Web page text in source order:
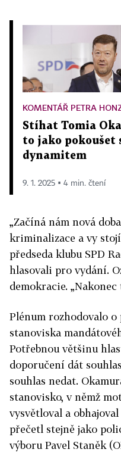
KOMENTÁŘ PETRA
Stíhat Tomia
to jako pokoušet
dynamitem
9. 1. 2025 ▪ 4 min. čtení
„Začíná nám nová
kriminalizace a vy
předseda klubu SPD
hlasovali pro vydání.
demokracie. „Nakonec
Plénum rozhodovalo
stanoviska
Potřebnou většinu
doporučení dát
souhlas nedat.
stanovisko, v němž
vysvětloval a
přečetl stejně jako
výboru Pavel Staněk